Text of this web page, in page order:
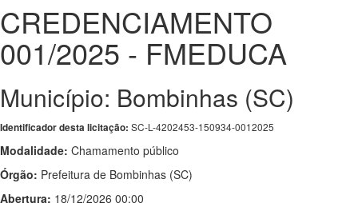
CREDENCIAMENTO
001/2025 - FMEDUCA
Município: Bombinhas (SC)
Identificador desta licitação: SC-L-4202453-150934-0012025
Modalidade: Chamamento público
Órgão: Prefeitura de Bombinhas (SC)
Abertura: 18/12/2026 00:00